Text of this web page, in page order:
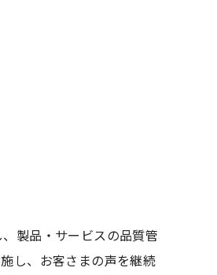
製品・サービスの品質管
し、お客さまの声を継続